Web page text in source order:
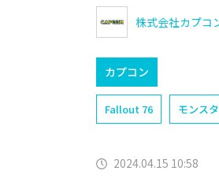
株式会社カプコ
カプコン
Fallout 76 モンス
2024.04.15 10:58